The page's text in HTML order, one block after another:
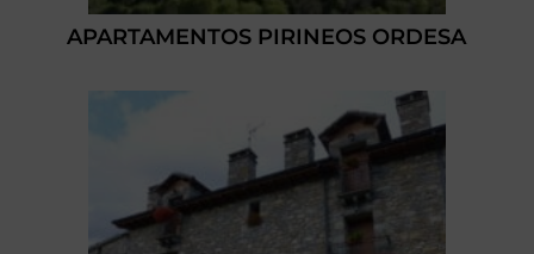
APARTAMENTOS PIRINEOS ORDESA